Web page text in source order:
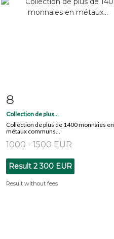
8
Collection de plus...
Collection de plus de 1400 monnaies en
métaux communs...
1000 - 1500 EUR
Result 2 300 EUR
Result without fees